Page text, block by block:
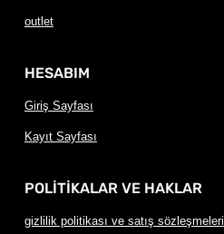
outlet
HESABIM
Giriş Sayfası
Kayıt Sayfası
POLİTİKALAR VE HAKLAR
gizlilik politikası ve satış sözleşmeleri